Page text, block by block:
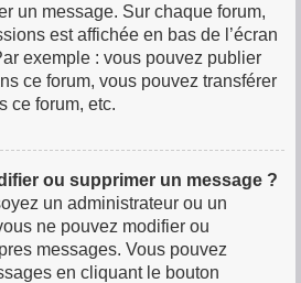
un message. Sur chaque forum,
est affichée en bas de l’écran
exemple : vous pouvez publier
ce forum, vous pouvez transférer
ce forum, etc.
ou supprimer un message ?
un administrateur ou un
ne pouvez modifier ou
messages. Vous pouvez
en cliquant le bouton